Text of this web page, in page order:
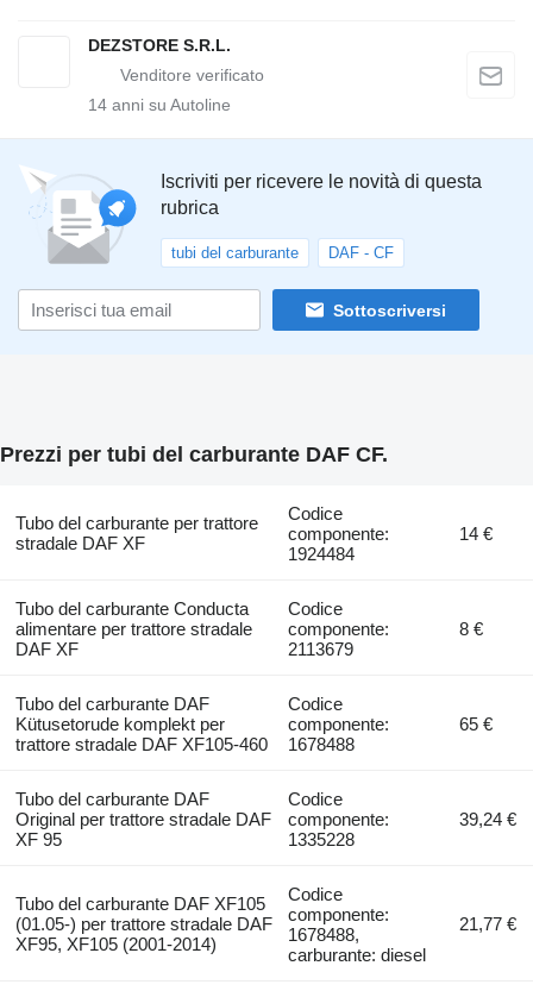
DEZSTORE S.R.L.
14 anni su Autoline
Iscriviti per ricevere le novità di questa
rubrica
tubi del carburante DAF - CF
Sottoscriversi
Prezzi per tubi del carburante DAF CF.
Tubo del carburante per trattore
stradale DAF XF
Codice
componente:
1924484
14 €
Tubo del carburante Conducta
alimentare per trattore stradale
DAF XF
Codice
componente:
2113679
8 €
Tubo del carburante DAF
Kütusetorude komplekt per
trattore stradale DAF XF105-460
Codice
componente:
1678488
65 €
Tubo del carburante DAF
Original per trattore stradale DAF
XF 95
Codice
componente:
1335228
39,24 €
Tubo del carburante DAF XF105
(01.05-) per trattore stradale DAF
XF95, XF105 (2001-2014)
Codice
componente:
1678488,
carburante: diesel
21,77 €